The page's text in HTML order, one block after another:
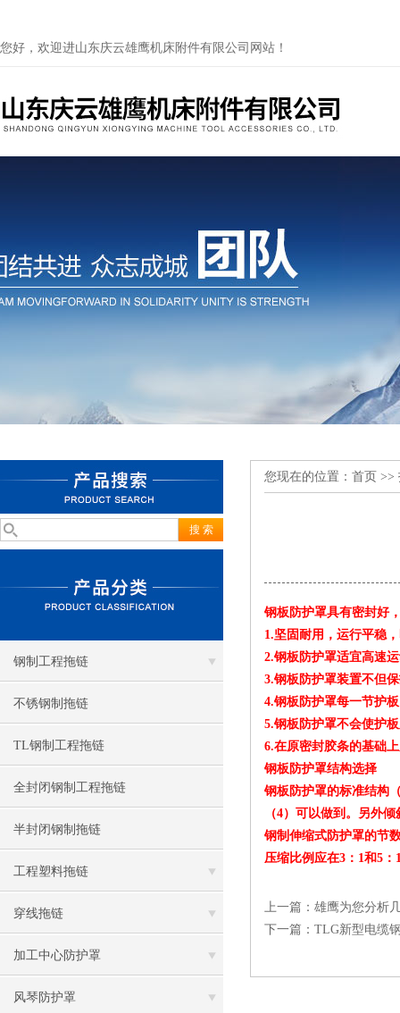
您好，欢迎进山东庆云雄鹰机床附件有限公司网站！
钢制工程拖链
不锈钢制拖链
TL钢制工程拖链
全封闭钢制工程拖链
半封闭钢制拖链
工程塑料拖链
穿线拖链
加工中心防护罩
风琴防护罩
您现在的位置： 首页 >>
钢板防护罩具有密封好
1.坚固耐用，运行平稳
2.钢板防护罩适宜高速
3.钢板防护罩装置不但
4.钢板防护罩每一节护
5.钢板防护罩不会使护
6.在原密封胶条的基础
钢板防护罩结构选择
钢板防护罩的标准结构
（4）可以做到。另外
钢制伸缩式防护罩的节
压缩比例应在3：1和5
上一篇： 雄鹰为您分析
下一篇： TLG新型电缆